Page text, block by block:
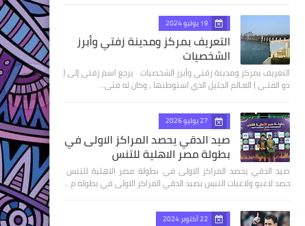
19 يوليو 2024
التعريف بمركز ومدينة زفتي وأبرز
الشخصيات
التعريف بمركز ومدينة زفتي وأبرز الشخصيات يرجع اسم زفتى إلى (
ذو الفتـى ) العـالم الجليل الذي استوطنها ، وكان له فتى…
27 يوليو 2026
صيد الدقي يحصد المراكز الاولى في
بطولة مصر الاهلية للتنس
صيد الدقي يحصد المراكز الاولى في بطولة مصر الاهلية للتنس
حصد لاعبو ولاعبات التنس بصيد الدقي المراكز الاولى في بطولة م…
22 أكتوبر 2024